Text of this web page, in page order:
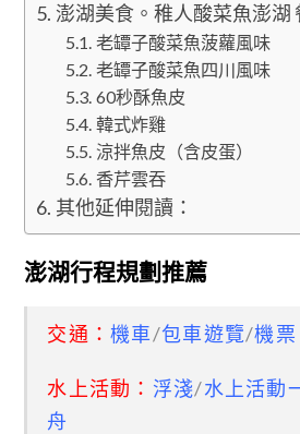
澎湖美食。稚人酸菜魚澎湖
老罈子酸菜魚菠蘿風味
老罈子酸菜魚四川風味
60秒酥魚皮
韓式炸雞
涼拌魚皮（含皮蛋）
香芹雲吞
其他延伸閱讀：
澎湖行程規劃推薦
交通：機車/包車遊覽/機票
水上活動： 浮淺/水上活動
舟